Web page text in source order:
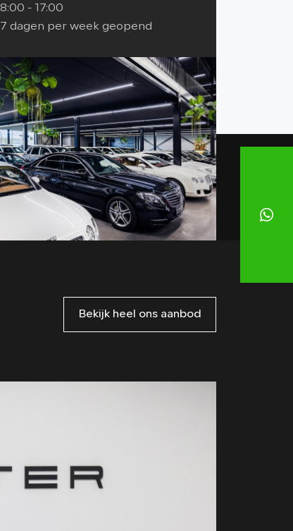
8:00 - 17:00
7 dagen per week geopend
Bekijk heel ons aanbod